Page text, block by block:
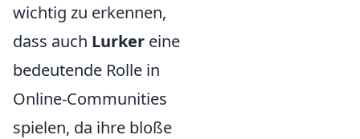
wichtig zu erkennen,
dass auch Lurker eine
bedeutende Rolle in
Online-Communities
spielen, da ihre bloße